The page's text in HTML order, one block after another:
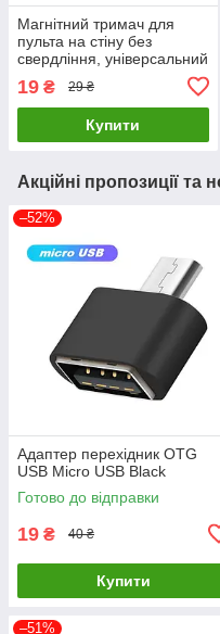
Магнітний тримач для
пульта на стіну без
свердління, універсальний
Magnetic Holder Remote
19 ₴ 29 ₴
Купити
Акційні пропозиції та
–52%
Адаптер перехідник OTG
USB Micro USB Black
Готово до відправки
19 ₴ 40 ₴
Купити
–51%